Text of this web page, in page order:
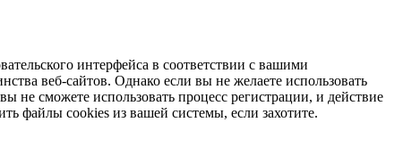
интерфейса в соответствии с вашими
веб-сайтов. Однако если вы не желаете использовать
не сможете использовать процесс регистрации, и действие
файлы cookies из вашей системы, если захотите.